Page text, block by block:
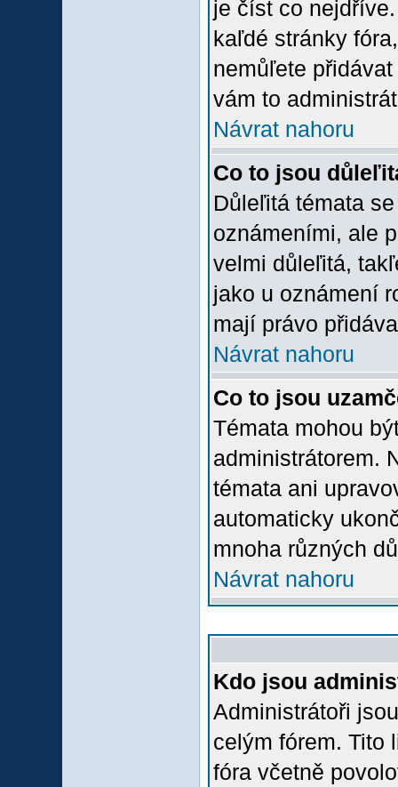
je číst co
kaľdé stránky
nemůľete
vám to
Návrat nahoru
Co to jsou
Důleľitá témata
oznámeními, ale
velmi důleľitá,
jako u oznámení
mají právo
Návrat nahoru
Co to jsou
Témata mohou
administrátorem.
témata ani
automaticky
mnoha různých
Návrat nahoru
Kdo jsou
Administrátoři
celým fórem. Tito
fóra včetně